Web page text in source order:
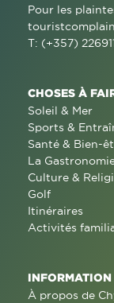
Pour les
T: (+357)
CHOSES À
Soleil & Mer
Sports &
Santé & Bien-
La
Culture &
Golf
Itinéraires
Activités
À propos de